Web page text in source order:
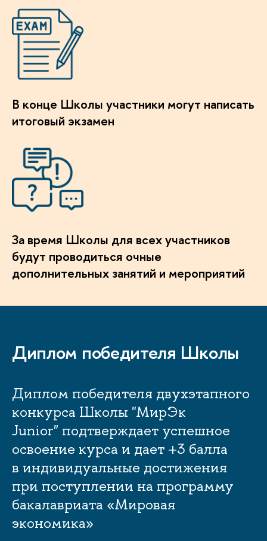
конце Школы участники могут написать
итоговый экзамен
За время Школы для всех участнико
удут проводиться очные
дополнительных занятий и мероприятий
Диплом победителя Школы
Диплом победителя двухэтапного
конкурса Школы "МирЭк
Junior" подтверждает успешное
освоение курса и дает +3 балла
индивидуальные достижения
при поступлении на программу
акалавриата «Мировая
экономика»